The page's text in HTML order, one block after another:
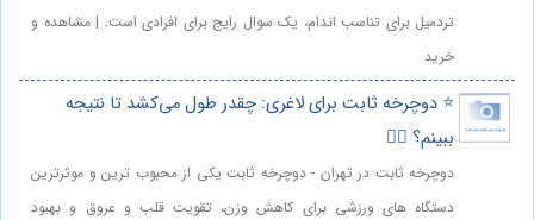
تردمیل برای تناسب اندام، یک سوال رایج برای افرادی است. | مشاهده و
خرید
⭐️ دوچرخه ثابت برای لاغری: چقدر طول می‌کشد تا نتیجه
ببینم؟ 🚴‍♀️
دوچرخه ثابت در تهران - دوچرخه ثابت یکی از محبوب ترین و موثرترین
دستگاه های ورزشی برای کاهش وزن، تقویت قلب و عروق و بهبود